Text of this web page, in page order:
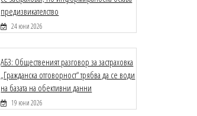
предизвикателство
24 юни 2026
АБЗ: Общественият разговор за застраховка
„Гражданска отговорност“ трябва да се води
на базата на обективни данни
19 юни 2026